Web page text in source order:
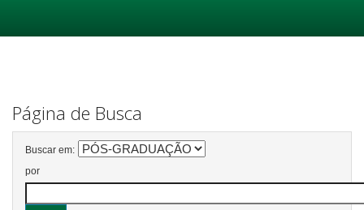
Página de Busca
Buscar em:
por